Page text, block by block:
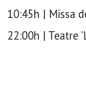
10:45h | Missa
22:00h | Teatre